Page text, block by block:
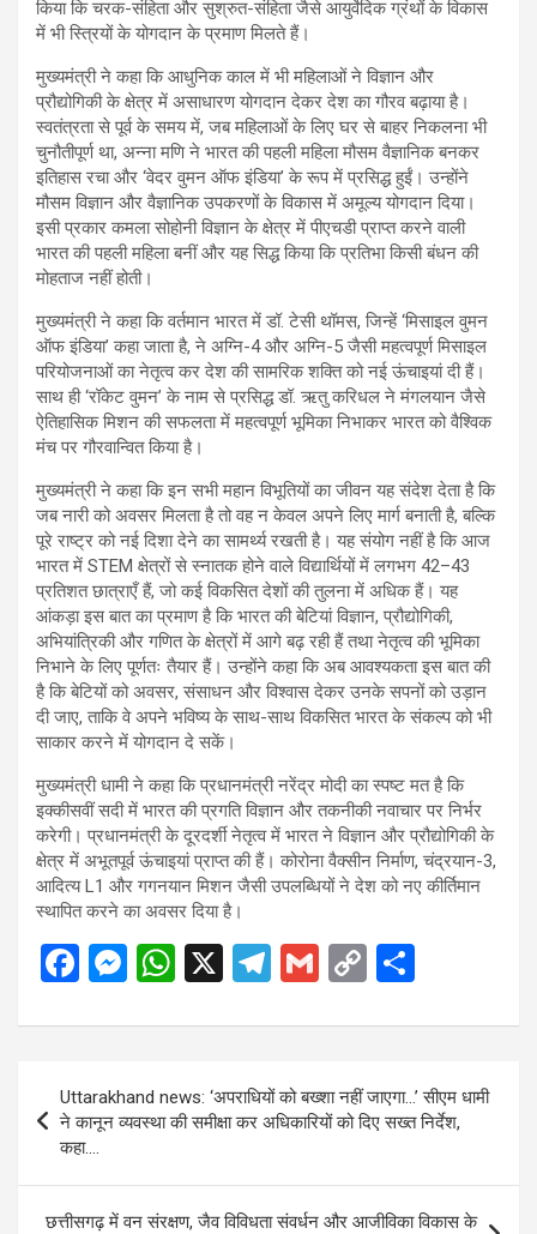
किया कि चरक-संहिता और सुश्रुत-संहिता जैसे आयुर्वेदिक ग्रंथों के विकास
में भी स्त्रियों के योगदान के प्रमाण मिलते हैं।
मुख्यमंत्री ने कहा कि आधुनिक काल में भी महिलाओं ने विज्ञान और
प्रौद्योगिकी के क्षेत्र में असाधारण योगदान देकर देश का गौरव बढ़ाया है।
स्वतंत्रता से पूर्व के समय में, जब महिलाओं के लिए घर से बाहर निकलना भी
चुनौतीपूर्ण था, अन्ना मणि ने भारत की पहली महिला मौसम वैज्ञानिक बनकर
इतिहास रचा और ‘वेदर वुमन ऑफ इंडिया’ के रूप में प्रसिद्ध हुईं। उन्होंने
मौसम विज्ञान और वैज्ञानिक उपकरणों के विकास में अमूल्य योगदान दिया।
इसी प्रकार कमला सोहोनी विज्ञान के क्षेत्र में पीएचडी प्राप्त करने वाली
भारत की पहली महिला बनीं और यह सिद्ध किया कि प्रतिभा किसी बंधन की
मोहताज नहीं होती।
मुख्यमंत्री ने कहा कि वर्तमान भारत में डॉ. टेसी थॉमस, जिन्हें ‘मिसाइल वुमन
ऑफ इंडिया’ कहा जाता है, ने अग्नि-4 और अग्नि-5 जैसी महत्वपूर्ण मिसाइल
परियोजनाओं का नेतृत्व कर देश की सामरिक शक्ति को नई ऊंचाइयां दी हैं।
साथ ही ‘रॉकेट वुमन’ के नाम से प्रसिद्ध डॉ. ऋतु करिधल ने मंगलयान जैसे
ऐतिहासिक मिशन की सफलता में महत्वपूर्ण भूमिका निभाकर भारत को वैश्विक
मंच पर गौरवान्वित किया है।
मुख्यमंत्री ने कहा कि इन सभी महान विभूतियों का जीवन यह संदेश देता है कि
जब नारी को अवसर मिलता है तो वह न केवल अपने लिए मार्ग बनाती है, बल्कि
पूरे राष्ट्र को नई दिशा देने का सामर्थ्य रखती है। यह संयोग नहीं है कि आज
भारत में STEM क्षेत्रों से स्नातक होने वाले विद्यार्थियों में लगभग 42–43
प्रतिशत छात्राएँ हैं, जो कई विकसित देशों की तुलना में अधिक हैं। यह
आंकड़ा इस बात का प्रमाण है कि भारत की बेटियां विज्ञान, प्रौद्योगिकी,
अभियांत्रिकी और गणित के क्षेत्रों में आगे बढ़ रही हैं तथा नेतृत्व की भूमिका
निभाने के लिए पूर्णतः तैयार हैं। उन्होंने कहा कि अब आवश्यकता इस बात की
है कि बेटियों को अवसर, संसाधन और विश्वास देकर उनके सपनों को उड़ान
दी जाए, ताकि वे अपने भविष्य के साथ-साथ विकसित भारत के संकल्प को भी
साकार करने में योगदान दे सकें।
मुख्यमंत्री धामी ने कहा कि प्रधानमंत्री नरेंद्र मोदी का स्पष्ट मत है कि
इक्कीसवीं सदी में भारत की प्रगति विज्ञान और तकनीकी नवाचार पर निर्भर
करेगी। प्रधानमंत्री के दूरदर्शी नेतृत्व में भारत ने विज्ञान और प्रौद्योगिकी के
क्षेत्र में अभूतपूर्व ऊंचाइयां प्राप्त की हैं। कोरोना वैक्सीन निर्माण, चंद्रयान-3,
आदित्य L1 और गगनयान मिशन जैसी उपलब्धियों ने देश को नए कीर्तिमान
स्थापित करने का अवसर दिया है।
F
ce
o
o
k
M
se
g
W
at
A
p
X
T
e
gr
a
G
ail
C
py
n
ar
e
navigation
Uttarakhand news: ‘अपराधियों को बख्शा नहीं जाएगा…’ सीएम धामी
ने कानून व्यवस्था की समीक्षा कर अधिकारियों को दिए सख्त निर्देश,
कहा….
छत्तीसगढ़ में वन संरक्षण, जैव विविधता संवर्धन और आजीविका विकास के